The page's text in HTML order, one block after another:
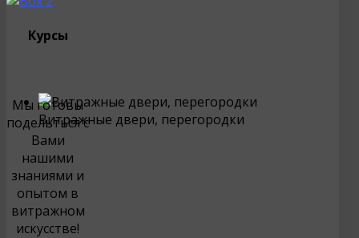
Витражные двери, перегородки
Курсы
Мы готовы
подельться с
Вами
нашими
знаниями и
опытом в
витражном
искусстве!